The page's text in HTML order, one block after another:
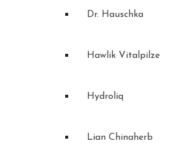
Dr. Hauschka
Hawlik Vitalpilze
Hydroliq
Lian Chinaherb